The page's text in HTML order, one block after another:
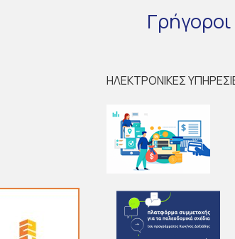
Γρήγοροι
ΗΛΕΚΤΡΟΝΙΚΕΣ